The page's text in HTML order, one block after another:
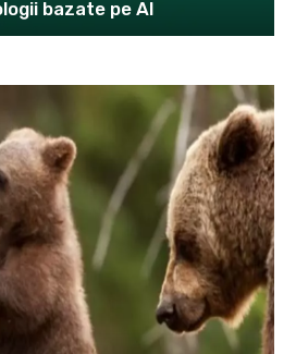
bazate pe AI